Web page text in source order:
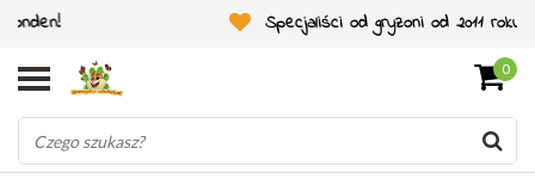
Specjaliści od gryzoni od 2011 roku
0